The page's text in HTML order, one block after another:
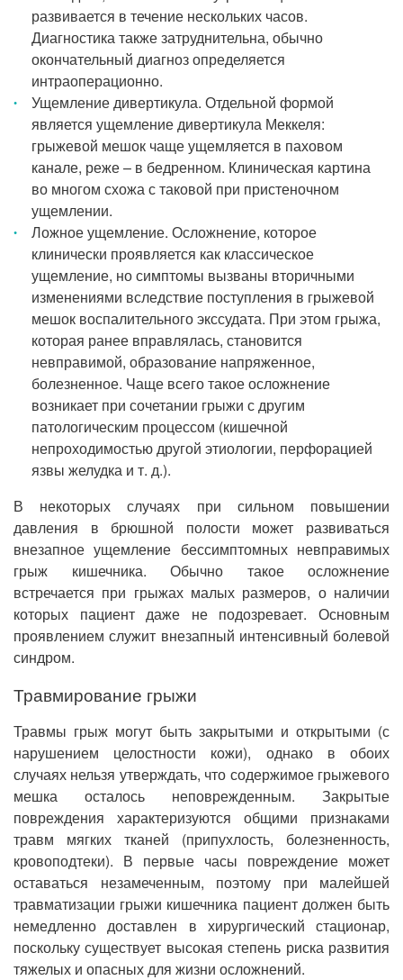
развивается в течение нескольких часов.
Диагностика также затруднительна, обычно
окончательный диагноз определяется
интраоперационно.
Ущемление дивертикула. Отдельной формой
является ущемление дивертикула Меккеля:
грыжевой мешок чаще ущемляется в паховом
канале, реже – в бедренном. Клиническая картина
во многом схожа с таковой при пристеночном
ущемлении.
Ложное ущемление. Осложнение, которое
клинически проявляется как классическое
ущемление, но симптомы вызваны вторичными
изменениями вследствие поступления в грыжевой
мешок воспалительного экссудата. При этом грыжа,
которая ранее вправлялась, становится
невправимой, образование напряженное,
болезненное. Чаще всего такое осложнение
возникает при сочетании грыжи с другим
патологическим процессом (кишечной
непроходимостью другой этиологии, перфорацией
язвы желудка и т. д.).
В некоторых случаях при сильном повышении
давления в брюшной полости может развиваться
внезапное ущемление бессимптомных невправимых
грыж кишечника. Обычно такое осложнение
встречается при грыжах малых размеров, о наличии
которых пациент даже не подозревает. Основным
проявлением служит внезапный интенсивный болевой
синдром.
Травмирование грыжи
Травмы грыж могут быть закрытыми и открытыми (с
нарушением целостности кожи), однако в обоих
случаях нельзя утверждать, что содержимое грыжевого
мешка осталось неповрежденным. Закрытые
повреждения характеризуются общими признаками
травм мягких тканей (припухлость, болезненность,
кровоподтеки). В первые часы повреждение может
оставаться незамеченным, поэтому при малейшей
травматизации грыжи кишечника пациент должен быть
немедленно доставлен в хирургический стационар,
поскольку существует высокая степень риска развития
тяжелых и опасных для жизни осложнений.